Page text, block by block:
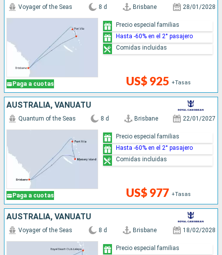
Paga a cuotas
Voyager of the Seas 8 d Brisbane 28/01/2028
US$ 925 +Tasas
Precio especial familias
Hasta -60% en el 2° pasajero
Comidas incluidas
AUSTRALIA, VANUATU
Paga a cuotas
Quantum of the Seas 8 d Brisbane 22/01/2027
US$ 977 +Tasas
Precio especial familias
Hasta -60% en el 2° pasajero
Comidas incluidas
AUSTRALIA, VANUATU
Voyager of the Seas 8 d Brisbane 18/02/2028
Precio especial familias